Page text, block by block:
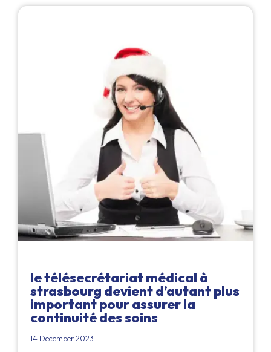
le télésecrétariat médical à
strasbourg devient d’autant plus
important pour assurer la
continuité des soins
14 December 2023